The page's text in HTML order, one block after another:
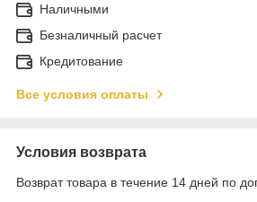
Наличными
Безналичный расчет
Кредитование
Все условия оплаты
Условия возврата
Возврат товара в течение 14 дней по